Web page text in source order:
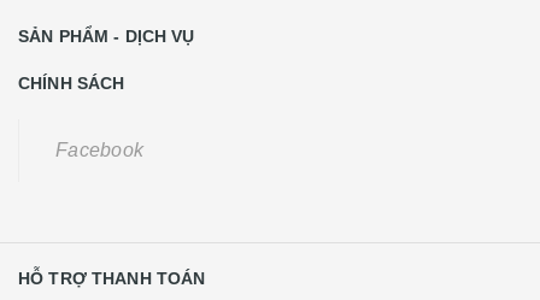
SẢN PHẨM - DỊCH VỤ
CHÍNH SÁCH
Facebook
HỖ TRỢ THANH TOÁN